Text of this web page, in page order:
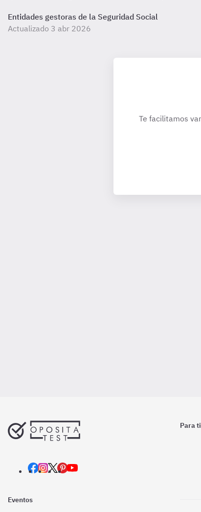
Entidades gestoras de la Seguridad Social
Actualizado 3 abr 2026
Te facilitamos
Para ti
Eventos